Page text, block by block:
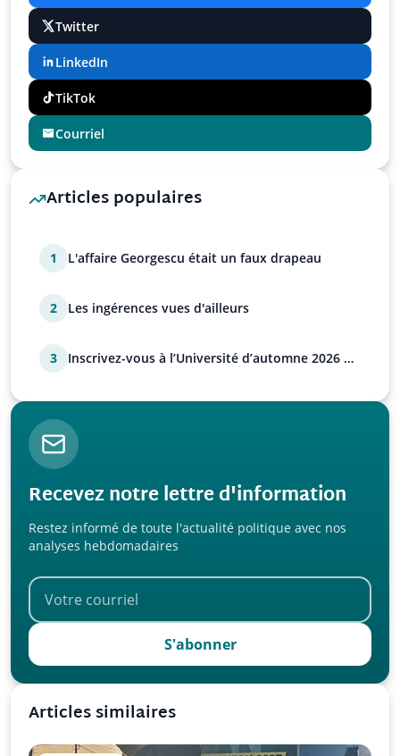
Twitter
LinkedIn
TikTok
Courriel
Articles populaires
1 L'affaire Georgescu était un faux drapeau
2 Les ingérences vues d'ailleurs
3
Inscrivez-vous à l’Université d’automne 2026 de
Recevez notre lettre d'information
Restez informé de toute l'actualité politique avec nos
analyses hebdomadaires
S'abonner
Articles similaires